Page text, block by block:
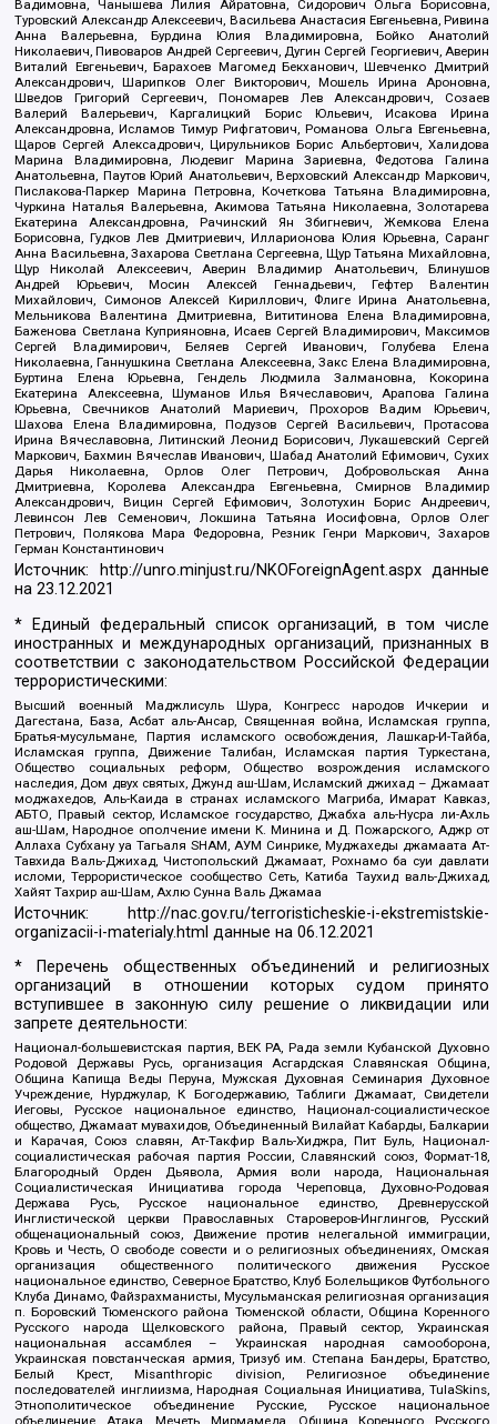
Вадимовна, Чанышева Лилия Айратовна, Сидорович Ольга Борисовна,
Туровский Александр Алексеевич, Васильева Анастасия Евгеньевна, Ривина
Анна Валерьевна, Бурдина Юлия Владимировна, Бойко Анатолий
Николаевич, Пивоваров Андрей Сергеевич, Дугин Сергей Георгиевич, Аверин
Виталий Евгеньевич, Барахоев Магомед Бекханович, Шевченко Дмитрий
Александрович, Шарипков Олег Викторович, Мошель Ирина Ароновна,
Шведов Григорий Сергеевич, Пономарев Лев Александрович, Созаев
Валерий Валерьевич, Каргалицкий Борис Юльевич, Исакова Ирина
Александровна, Исламов Тимур Рифгатович, Романова Ольга Евгеньевна,
Щаров Сергей Алексадрович, Цирульников Борис Альбертович, Халидова
Марина Владимировна, Людевиг Марина Зариевна, Федотова Галина
Анатольевна, Паутов Юрий Анатольевич, Верховский Александр Маркович,
Пислакова-Паркер Марина Петровна, Кочеткова Татьяна Владимировна,
Чуркина Наталья Валерьевна, Акимова Татьяна Николаевна, Золотарева
Екатерина Александровна, Рачинский Ян Збигневич, Жемкова Елена
Борисовна, Гудков Лев Дмитриевич, Илларионова Юлия Юрьевна, Саранг
Анна Васильевна, Захарова Светлана Сергеевна, Щур Татьяна Михайловна,
Щур Николай Алексеевич, Аверин Владимир Анатольевич, Блинушов
Андрей Юрьевич, Мосин Алексей Геннадьевич, Гефтер Валентин
Михайлович, Симонов Алексей Кириллович, Флиге Ирина Анатольевна,
Мельникова Валентина Дмитриевна, Вититинова Елена Владимировна,
Баженова Светлана Куприяновна, Исаев Сергей Владимирович, Максимов
Сергей Владимирович, Беляев Сергей Иванович, Голубева Елена
Николаевна, Ганнушкина Светлана Алексеевна, Закс Елена Владимировна,
Буртина Елена Юрьевна, Гендель Людмила Залмановна, Кокорина
Екатерина Алексеевна, Шуманов Илья Вячеславович, Арапова Галина
Юрьевна, Свечников Анатолий Мариевич, Прохоров Вадим Юрьевич,
Шахова Елена Владимировна, Подузов Сергей Васильевич, Протасова
Ирина Вячеславовна, Литинский Леонид Борисович, Лукашевский Сергей
Маркович, Бахмин Вячеслав Иванович, Шабад Анатолий Ефимович, Сухих
Дарья Николаевна, Орлов Олег Петрович, Добровольская Анна
Дмитриевна, Королева Александра Евгеньевна, Смирнов Владимир
Александрович, Вицин Сергей Ефимович, Золотухин Борис Андреевич,
Левинсон Лев Семенович, Локшина Татьяна Иосифовна, Орлов Олег
Петрович, Полякова Мара Федоровна, Резник Генри Маркович, Захаров
Герман Константинович
Источник: http://unro.minjust.ru/NKOForeignAgent.aspxданные
на23.12.2021
* Единый федеральный список организаций, в том числе
иностранных и международных организаций, признанных в
соответствии с законодательством Российской Федерации
террористическими:
Высший военный Маджлисуль Шура, Конгресс народов Ичкерии и
Дагестана, База, Асбат аль-Ансар, Священная война, Исламская группа,
Братья-мусульмане, Партия исламского освобождения, Лашкар-И-Тайба,
Исламская группа, Движение Талибан, Исламская партия Туркестана,
Общество социальных реформ, Общество возрождения исламского
наследия, Дом двух святых, Джунд аш-Шам, Исламский джихад – Джамаат
моджахедов, Аль-Каида в странах исламского Магриба, Имарат Кавказ,
АБТО, Правый сектор, Исламское государство, Джабха аль-Нусра ли-Ахль
аш-Шам, Народное ополчение имени К. Минина и Д. Пожарского, Аджр от
Аллаха Субхану уа Тагьаля SHAM, АУМ Синрике, Муджахеды джамаата Ат-
Тавхида Валь-Джихад, Чистопольский Джамаат, Рохнамо ба суи давлати
исломи, Террористическое сообщество Сеть, Катиба Таухид валь-Джихад,
Хайят Тахрир аш-Шам, Ахлю Сунна Валь Джамаа
Источник:
http://nac.gov.ru/terroristicheskie-i-ekstremistskie-
organizacii-i-materialy.html данные на06.12.2021
* Перечень общественных объединений и религиозных
организаций в отношении которых судом принято
вступившее в законную силу решение о ликвидации или
запрете деятельности:
Национал-большевистская партия, ВЕК РА, Рада земли Кубанской Духовно
Родовой Державы Русь, организация Асгардская Славянская Община,
Община Капища Веды Перуна, Мужская Духовная Семинария Духовное
Учреждение, Нурджулар, К Богодержавию, Таблиги Джамаат, Свидетели
Иеговы, Русское национальное единство, Национал-социалистическое
общество, Джамаат мувахидов, Объединенный Вилайат Кабарды, Балкарии
и Карачая, Союз славян, Ат-Такфир Валь-Хиджра, Пит Буль, Национал-
социалистическая рабочая партия России, Славянский союз, Формат-18,
Благородный Орден Дьявола, Армия воли народа, Национальная
Социалистическая Инициатива города Череповца, Духовно-Родовая
Держава Русь, Русское национальное единство, Древнерусской
Инглистической церкви Православных Староверов-Инглингов, Русский
общенациональный союз, Движение против нелегальной иммиграции,
Кровь и Честь, О свободе совести и о религиозных объединениях, Омская
организация общественного политического движения Русское
национальное единство, Северное Братство, Клуб Болельщиков Футбольного
Клуба Динамо, Файзрахманисты, Мусульманская религиозная организация
п. Боровский Тюменского района Тюменской области, Община Коренного
Русского народа Щелковского района, Правый сектор, Украинская
национальная ассамблея – Украинская народная самооборона,
Украинская повстанческая армия, Тризуб им. Степана Бандеры, Братство,
Белый Крест, Misanthropic division, Религиозное объединение
последователей инглиизма, Народная Социальная Инициатива, TulaSkins,
Этнополитическое объединение Русские, Русское национальное
объединение Атака, Мечеть Мирмамеда, Община Коренного Русского